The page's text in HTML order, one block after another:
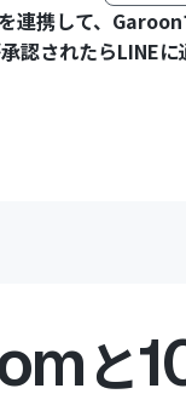
連携して、Garoon
認されたらLINEに
と